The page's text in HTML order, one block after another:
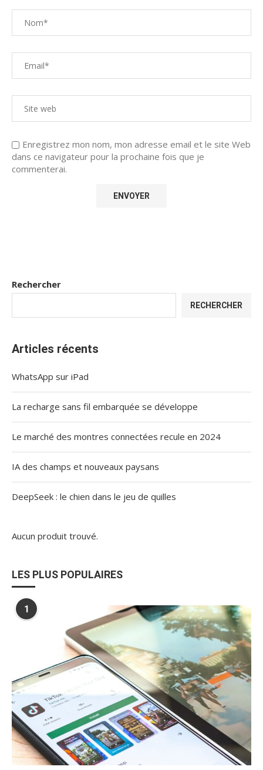
Enregistrez mon nom, mon adresse email et le site Web
dans ce navigateur pour la prochaine fois que je
commenterai.
Rechercher
RECHERCHER
Articles récents
WhatsApp sur iPad
La recharge sans fil embarquée se développe
Le marché des montres connectées recule en 2024
IA des champs et nouveaux paysans
DeepSeek : le chien dans le jeu de quilles
Aucun produit trouvé.
LES PLUS POPULAIRES
1